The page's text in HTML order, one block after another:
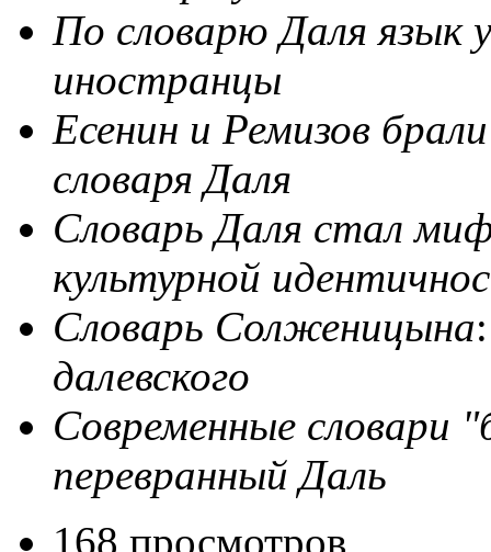
По словарю Даля язык
иностранцы
Есенин и Ремизов брали
словаря Даля
Словарь Даля стал
культурной
Словарь Солженицына
далевского
Современные словари "
перевранный Даль
168 просмотров